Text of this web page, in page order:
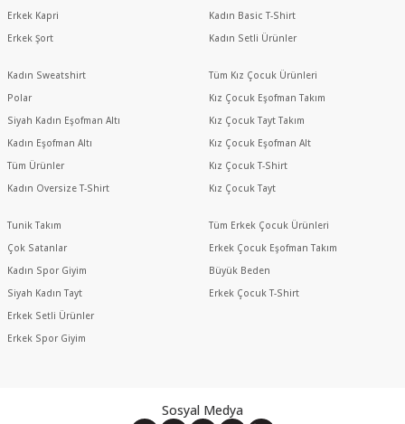
Sosyal Medya
Erkek Kapri
Erkek Şort
Kadın Sweatshirt
Polar
Siyah Kadın Eşofman Altı
Kadın Eşofman Altı
Tüm Ürünler
Kadın Oversize T-Shirt
Tunik Takım
Çok Satanlar
Kadın Spor Giyim
Siyah Kadın Tayt
Erkek Setli Ürünler
Erkek Spor Giyim
Kadın Basic T-Shirt
Kadın Setli Ürünler
Tüm Kız Çocuk Ürünleri
Kız Çocuk Eşofman Takım
Kız Çocuk Tayt Takım
Kız Çocuk Eşofman Alt
Kız Çocuk T-Shirt
Kız Çocuk Tayt
Tüm Erkek Çocuk Ürünleri
Erkek Çocuk Eşofman Takım
Büyük Beden
Erkek Çocuk T-Shirt